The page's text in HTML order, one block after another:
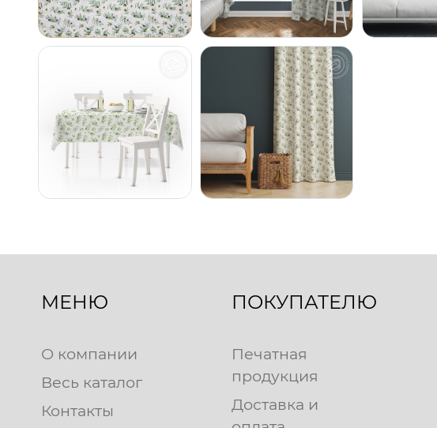
МЕНЮ
О компании
Весь каталог
Контакты
ПОКУПАТЕЛЮ
Печатная
продукция
Доставка и